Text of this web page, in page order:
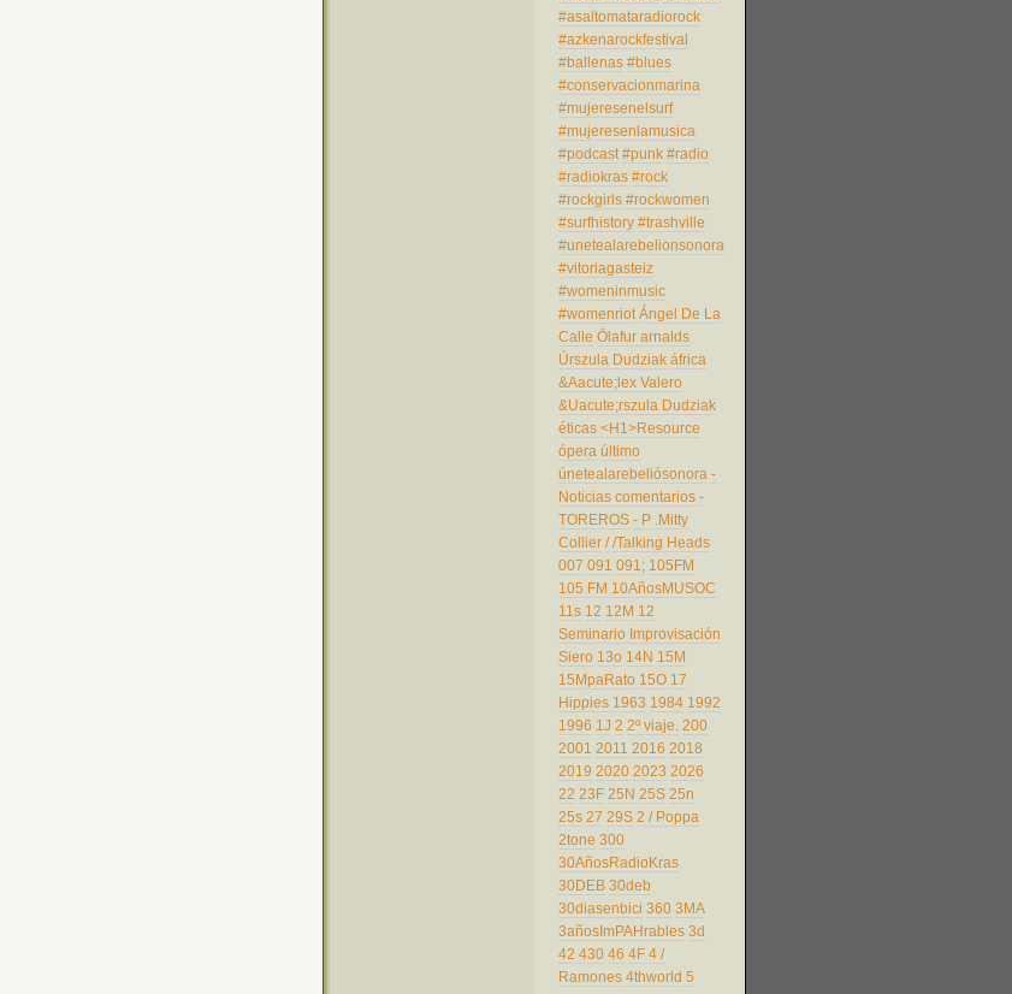
#asaltomataradiorock
#azkenarockfestival
#ballenas #blues
#conservacionmarina
#mujeresenelsurf
#mujeresenlamusica
#podcast #punk #radio
#radiokras #rock
#rockgirls #rockwomen
#surfhistory #trashville
#unetealarebelionsonora
#vitoriagasteiz
#womeninmusic
#womenriot Ángel De La
Calle Ölafur arnalds
Úrszula Dudziak áfrica
&Aacute;lex Valero
&Uacute;rszula Dudziak
éticas <H1>Resource
ópera último
únetealarebeliósonora -
Noticias comentarios -
TOREROS - P .Mitty
Collier / /Talking Heads
007 091 091; 105FM
105 FM 10AñosMUSOC
11s 12 12M 12
Seminario Improvisación
Siero 13o 14N 15M
15MpaRato 15O 17
Hippies 1963 1984 1992
1996 1J 2 2º viaje. 200
2001 2011 2016 2018
2019 2020 2023 2026
22 23F 25N 25S 25n
25s 27 29S 2 / Poppa
2tone 300
30AñosRadioKras
30DEB 30deb
30diasenbici 360 3MA
3añosImPAHrables 3d
42 430 46 4F 4 /
Ramones 4thworld 5